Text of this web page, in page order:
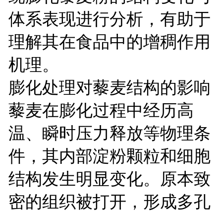
体系表现进行分析，有助于
理解其在食品中的增稠作用
机理。
膨化处理对藜麦结构的影响
藜麦在膨化过程中经历高
温、瞬时压力释放等物理条
件，其内部淀粉颗粒和细胞
结构发生明显变化。原本致
密的组织被打开，形成多孔